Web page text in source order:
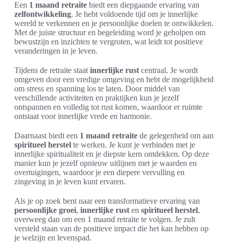
Een 1 maand retraite biedt een diepgaande ervaring van
zelfontwikkeling. Je hebt voldoende tijd om je innerlijke
wereld te verkennen en je persoonlijke doelen te ontwikkelen.
Met de juiste structuur en begeleiding word je geholpen om
bewustzijn en inzichten te vergroten, wat leidt tot positieve
veranderingen in je leven.
Tijdens de retraite staat innerlijke rust centraal. Je wordt
omgeven door een vredige omgeving en hebt de mogelijkheid
om stress en spanning los te laten. Door middel van
verschillende activiteiten en praktijken kun je jezelf
ontspannen en volledig tot rust komen, waardoor er ruimte
ontstaat voor innerlijke vrede en harmonie.
Daarnaast biedt een 1 maand retraite de gelegenheid om aan
spiritueel herstel te werken. Je kunt je verbinden met je
innerlijke spiritualiteit en je diepste kern ontdekken. Op deze
manier kun je jezelf opnieuw uitlijnen met je waarden en
overtuigingen, waardoor je een diepere vervulling en
zingeving in je leven kunt ervaren.
Als je op zoek bent naar een transformatieve ervaring van
persoonlijke groei, innerlijke rust en spiritueel herstel,
overweeg dan om een 1 maand retraite te volgen. Je zult
versteld staan van de positieve impact die het kan hebben op
je welzijn en levenspad.